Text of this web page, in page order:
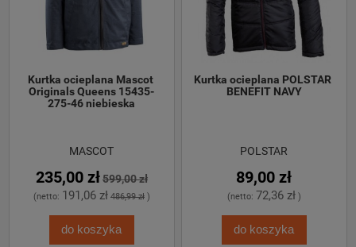
Kurtka ocieplana Mascot
Originals Queens 15435-
275-46 niebieska
MASCOT
235,00 zł599,00 zł
(netto: 191,06 zł 486,99 zł)
do koszyka
Kurtka ocieplana POLSTAR
BENEFIT NAVY
POLSTAR
89,00 zł
(netto: 72,36 zł)
do koszyka